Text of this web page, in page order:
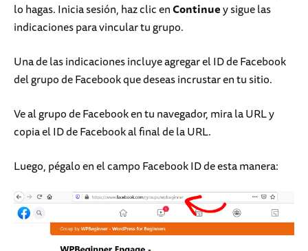
lo hagas. Inicia sesión, haz clic enContinuey sigue las
indicaciones para vincular tu grupo.
Una de las indicaciones incluye agregar el ID de Facebook
del grupo de Facebook que deseas incrustar en tu sitio.
Ve al grupo de Facebook en tu navegador, mira la URL y
copia el ID de Facebook al final de la URL.
Luego, pégalo en el campo Facebook ID de esta manera: